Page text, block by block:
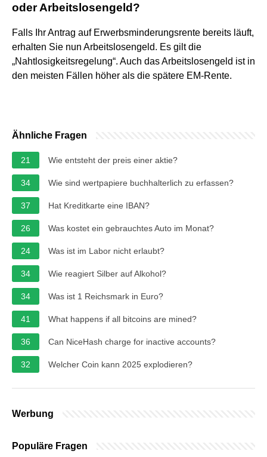
oder Arbeitslosengeld?
Falls Ihr Antrag auf Erwerbsminderungsrente bereits läuft,
erhalten Sie nun Arbeitslosengeld. Es gilt die
„Nahtlosigkeitsregelung“. Auch das Arbeitslosengeld ist in
den meisten Fällen höher als die spätere EM-Rente.
Ähnliche Fragen
21 Wie entsteht der preis einer aktie?
34 Wie sind wertpapiere buchhalterlich zu erfassen?
37 Hat Kreditkarte eine IBAN?
26 Was kostet ein gebrauchtes Auto im Monat?
24 Was ist im Labor nicht erlaubt?
34 Wie reagiert Silber auf Alkohol?
34 Was ist 1 Reichsmark in Euro?
41 What happens if all bitcoins are mined?
36 Can NiceHash charge for inactive accounts?
32 Welcher Coin kann 2025 explodieren?
Werbung
Populäre Fragen